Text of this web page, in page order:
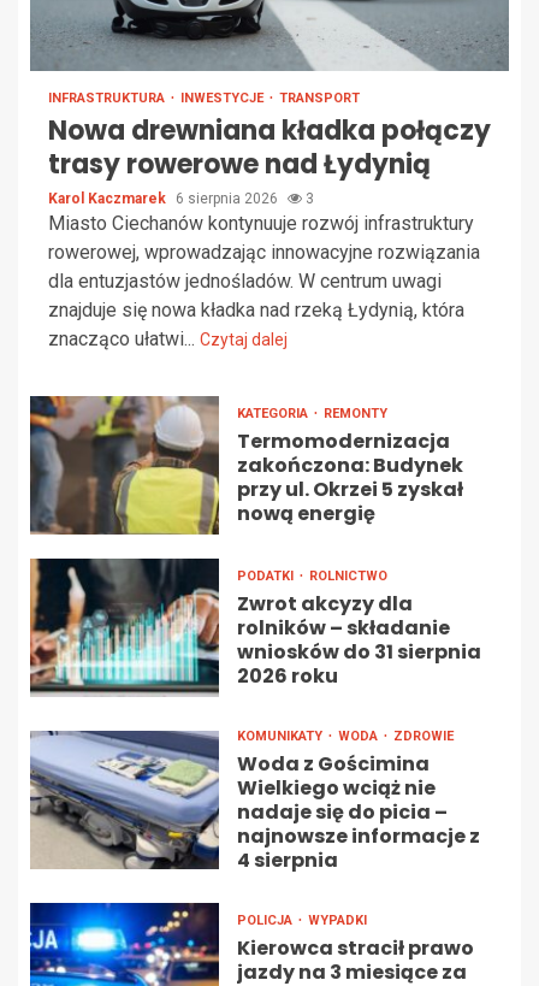
INFRASTRUKTURA INWESTYCJE TRANSPORT
Nowa drewniana kładka połączy
trasy rowerowe nad Łydynią
Karol Kaczmarek 6 sierpnia 2026 3
Miasto Ciechanów kontynuuje rozwój infrastruktury
rowerowej, wprowadzając innowacyjne rozwiązania
dla entuzjastów jednośladów. W centrum uwagi
znajduje się nowa kładka nad rzeką Łydynią, która
znacząco ułatwi... Czytaj dalej
KATEGORIA REMONTY
Termomodernizacja
zakończona: Budynek
przy ul. Okrzei 5 zyskał
nową energię
PODATKI ROLNICTWO
Zwrot akcyzy dla
rolników – składanie
wniosków do 31 sierpnia
2026 roku
KOMUNIKATY WODA ZDROWIE
Woda z Gościmina
Wielkiego wciąż nie
nadaje się do picia –
najnowsze informacje z
4 sierpnia
POLICJA WYPADKI
Kierowca stracił prawo
jazdy na 3 miesiące za